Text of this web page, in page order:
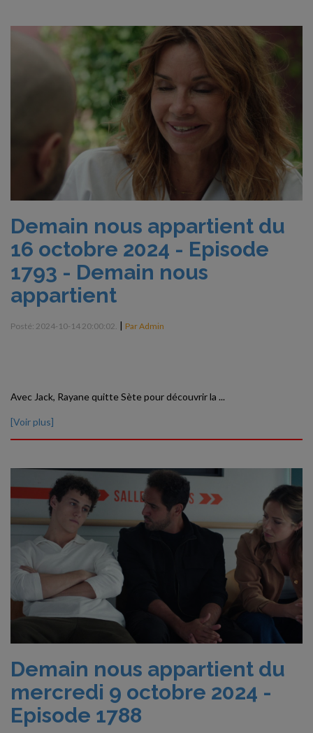
Demain nous appartient du
16 octobre 2024 - Episode
1793 - Demain nous
appartient
Posté: 2024-10-14 20:00:02. | Par Admin
Avec Jack, Rayane quitte Sète pour découvrir la ...
[Voir plus]
Demain nous appartient du
mercredi 9 octobre 2024 -
Episode 1788